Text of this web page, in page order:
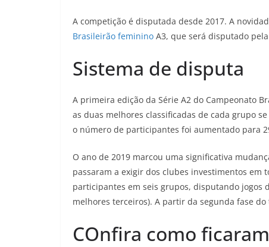
A competição é disputada desde 2017. A
Brasileirão feminino A3, que será disputado
Sistema de disputa
A primeira edição da Série A2 do Campeonato
as duas melhores classificadas de cada grupo
o número de participantes foi aumentado para
O ano de 2019 marcou uma significativa
passaram a exigir dos clubes investimentos em
participantes em seis grupos, disputando jogos
melhores terceiros). A partir da segunda fase
COnfira como